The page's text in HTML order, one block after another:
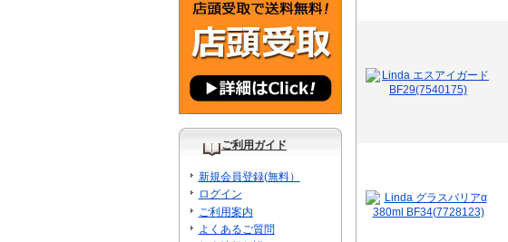
ご利用ガイド
新規会員登録(無料）
ログイン
ご利用案内
よくあるご質問